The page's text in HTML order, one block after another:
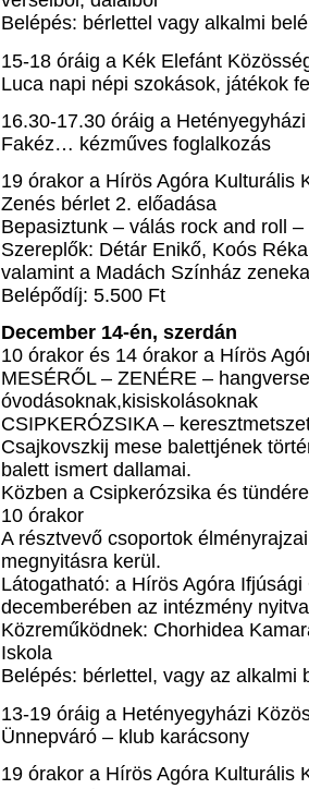
Belépés: bérlettel vagy alkalmi
15-18 óráig a Kék Elefánt
Luca napi népi szokások, játékok
16.30-17.30 óráig a
Fakéz… kézműves foglalkozás
19 órakor a Hírös Agóra Kulturális
Zenés bérlet 2. előadása
Bepasiztunk – válás rock and roll
Szereplők: Détár Enikő, Koós
valamint a Madách Színház
Belépődíj: 5.500 Ft
December 14-én, szerdán
10 órakor és 14 órakor a Hírös
MESÉRŐL – ZENÉRE –
óvodásoknak,kisiskolásoknak
CSIPKERÓZSIKA –
Csajkovszkij mese balettjének
balett ismert dallamai.
Közben a Csipkerózsika és
10 órakor
A résztvevő csoportok
megnyitásra kerül.
Látogatható: a Hírös Agóra
decemberében az intézmény
Közreműködnek: Chorhidea
Iskola
Belépés: bérlettel, vagy az alkalmi
13-19 óráig a Hetényegyházi
Ünnepváró – klub karácsony
19 órakor a Hírös Agóra Kulturális